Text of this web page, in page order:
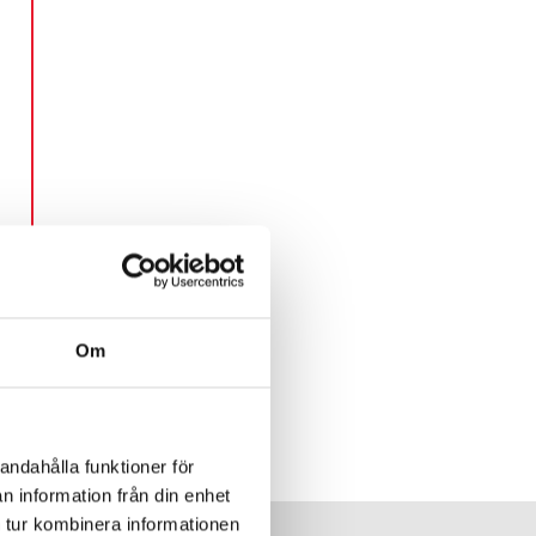
Om
funktioner för
information från din enhet
kombinera informationen